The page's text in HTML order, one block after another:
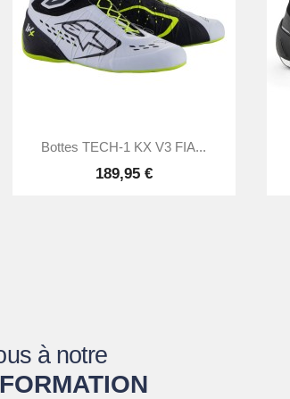
Aperçu rapide
Bottes TECH-1 KX V3 FIA...
189,95 €
à notre